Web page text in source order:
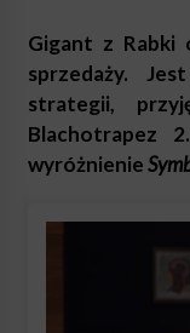
Gigant z Rabki
sprzedaży.
strategii,
Blachotrapez
wyróżnienie